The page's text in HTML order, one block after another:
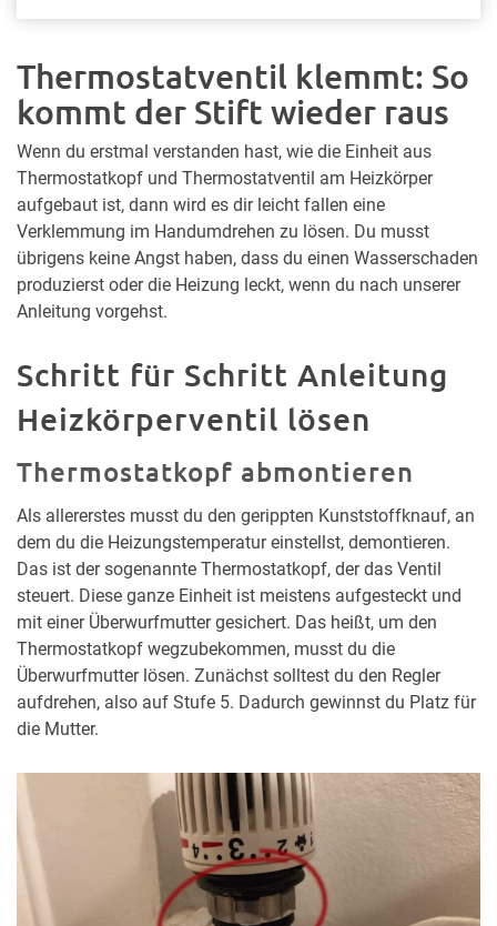
Thermostatventil klemmt: So
kommt der Stift wieder raus
Wenn du erstmal verstanden hast, wie die Einheit aus
Thermostatkopf und Thermostatventil am Heizkörper
aufgebaut ist, dann wird es dir leicht fallen eine
Verklemmung im Handumdrehen zu lösen. Du musst
übrigens keine Angst haben, dass du einen Wasserschaden
produzierst oder die Heizung leckt, wenn du nach unserer
Anleitung vorgehst.
Schritt für Schritt Anleitung
Heizkörperventil lösen
Thermostatkopf abmontieren
Als allererstes musst du den gerippten Kunststoffknauf, an
dem du die Heizungstemperatur einstellst, demontieren.
Das ist der sogenannte Thermostatkopf, der das Ventil
steuert. Diese ganze Einheit ist meistens aufgesteckt und
mit einer Überwurfmutter gesichert. Das heißt, um den
Thermostatkopf wegzubekommen, musst du die
Überwurfmutter lösen. Zunächst solltest du den Regler
aufdrehen, also auf Stufe 5. Dadurch gewinnst du Platz für
die Mutter.